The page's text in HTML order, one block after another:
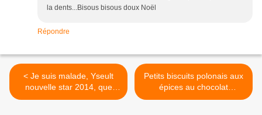
la dents...Bisous bisous doux Noël
Répondre
< Je suis malade, Yseult
nouvelle star 2014, que
devient elle?
Petits biscuits polonais aux
épices au chocolat
Pierniczki >